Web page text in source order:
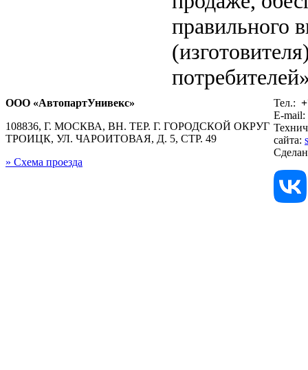
правильного
ООО «АвтопартУнивекс»
108836, Г. МОСКВА, ВН. ТЕР. Г. ГОРОДСКОЙ ОКРУГ
ТРОИЦК, УЛ. ЧАРОИТОВАЯ, Д. 5, СТР. 49
» Схема проезда
Тел.:
E-mail:
сайта: